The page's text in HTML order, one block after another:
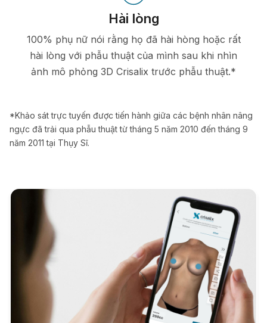
Hài lòng
100% phụ nữ nói rằng họ đã hài hòng hoặc rất
hài lòng với phẫu thuật của mình sau khi nhìn
ảnh mô phỏng 3D Crisalix trước phẫu thuật.*
*Khảo sát trực tuyến được tiến hành giữa các bệnh nhân nâng
ngực đã trải qua phẫu thuật từ tháng 5 năm 2010 đến tháng 9
năm 2011 tại Thụy Sĩ.